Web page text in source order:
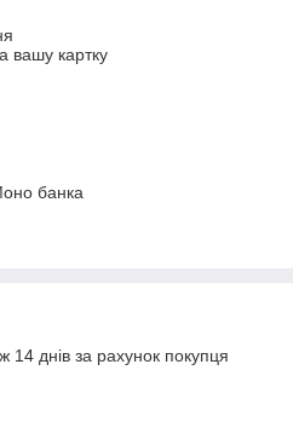
вашу картку
банка
днів за рахунок покупця